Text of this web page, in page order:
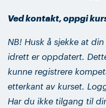
Ved kontakt, oppgi
NB! Husk å sjekke at
idrett er oppdatert.
kunne registrere
etterkant av kurset.
Har du ikke tilgang til